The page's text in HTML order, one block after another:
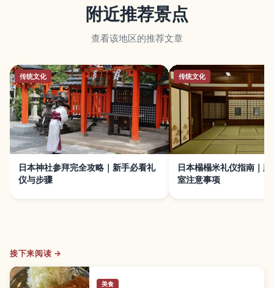
附近推荐景点
查看该地区的推荐文章
传统文化
日本神社参拜完全攻略｜新手必看礼
仪与步骤
传统文化
日本榻榻米礼仪指南｜
室注意事项
接下来阅读 →
美食